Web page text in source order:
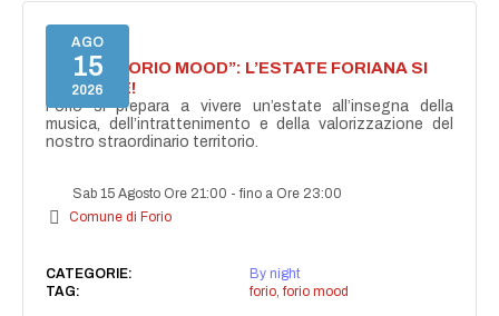
AGO
15
2026
NASCE “FORIO MOOD”: L’ESTATE FORIANA SI
ACCENDE!
Forio si prepara a vivere un’estate all’insegna della
musica, dell’intrattenimento e della valorizzazione del
nostro straordinario territorio.
Sab 15 Agosto Ore 21:00 -fino a Ore 23:00
Comune di Forio
CATEGORIE:
By night
TAG:
forio, forio mood